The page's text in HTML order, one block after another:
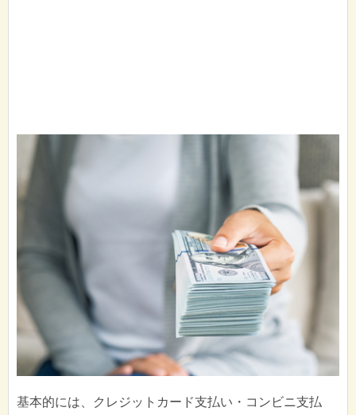
基本的には、クレジットカード支払い・コンビニ支払